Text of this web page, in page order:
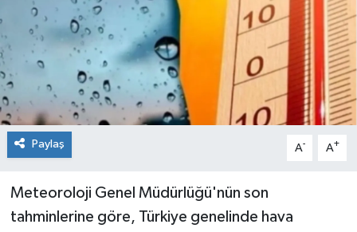
Paylaş A- A+
Meteoroloji Genel Müdürlüğü'nün son
tahminlerine göre, Türkiye genelinde hava
Sağlık
Siyaset
Spor
Haber Arşivi